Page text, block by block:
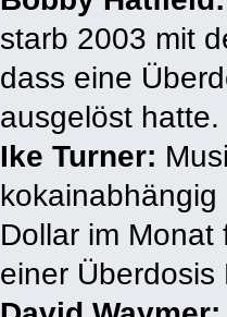
starb 2003 mit
dass eine
ausgelöst hatte.
Ike Turner:
Dollar im
einer Überdosis